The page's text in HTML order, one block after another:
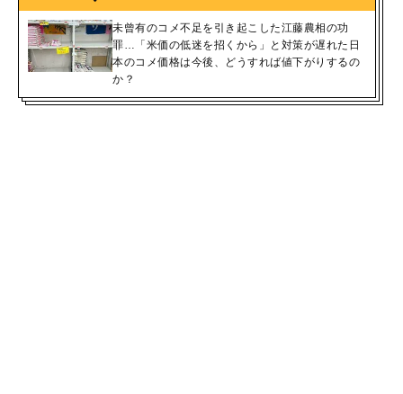
未曾有のコメ不足を引き起こした江藤農相の功
罪…「米価の低迷を招くから」と対策が遅れた日
本のコメ価格は今後、どうすれば値下がりするの
か？